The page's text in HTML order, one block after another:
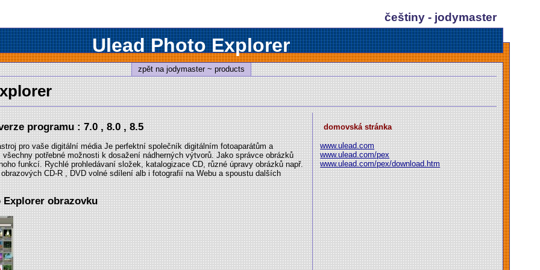
češtiny - jodymaster
Ulead Photo Explorer
zpět na jodymaster ~ products
programu : 7.0 , 8.0 , 8.5
pro vaše digitální média Je perfektní společník digitálním fotoaparátům a
potřebné možnosti k dosažení nádherných výtvorů. Jako správce obrázků
funkcí. Rychlé prohledávaní složek, katalogizace CD, různé úpravy obrázků např.
CD-R , DVD volné sdílení alb i fotografií na Webu a spoustu dalších
Explorer obrazovku
domovská stránka
www.ulead.com
www.ulead.com/pex
www.ulead.com/pex/download.htm